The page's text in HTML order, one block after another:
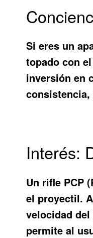
Si eres un
topado con
inversión en
Interés:
Un rifle PCP
el proyectil.
velocidad
permite al